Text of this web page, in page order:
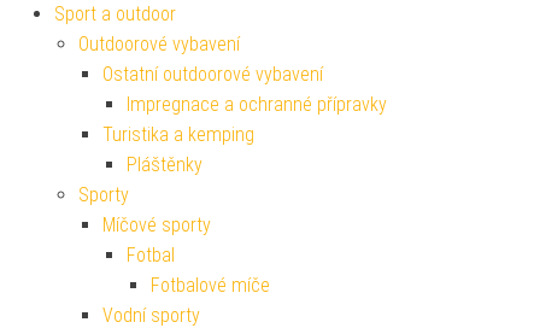
Sport a outdoor
Outdoorové vybavení
Ostatní outdoorové vybavení
Impregnace a ochranné přípravky
Turistika a kemping
Pláštěnky
Sporty
Míčové sporty
Fotbal
Fotbalové míče
Vodní sporty